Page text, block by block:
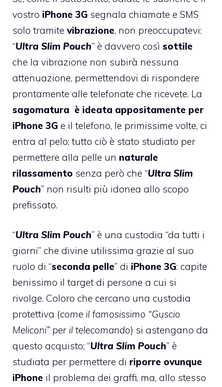
vostro iPhone 3G segnala chiamate e SMS
solo tramite vibrazione, non preoccupatevi:
“Ultra Slim Pouch” è davvero così sottile
che la vibrazione non subirà nessuna
attenuazione, permettendovi di rispondere
prontamente alle telefonate che ricevete. La
sagomatura è ideata appositamente per
iPhone 3G e il telefono, le primissime volte, ci
entra al pelo: tutto ciò è stato studiato per
permettere alla pelle un naturale
rilassamento senza però che “Ultra Slim
Pouch” non risulti più idonea allo scopo
prefissato.
“Ultra Slim Pouch” è una custodia “da tutti i
giorni” che divine utilissima grazie al suo
ruolo di “seconda pelle” di iPhone 3G: capite
benissimo il target di persone a cui si
rivolge. Coloro che cercano una custodia
protettiva (come il famosissimo “Guscio
Meliconi” per il telecomando) si astengano da
questo acquisto; “Ultra Slim Pouch” è
studiata per permettere di riporre ovunque
iPhone il problema dei graffi, ma, allo stesso